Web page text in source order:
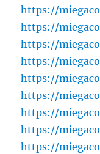
https://
https://
https://
https://
https://
https://
https://
https://
https://